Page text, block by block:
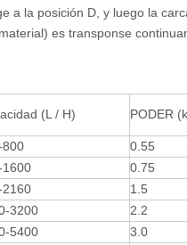
a la posición D, y luego la
es transponse
(L / H) PODER
800
0.55
0.75
1.5
3200
2.2
5400
3.0